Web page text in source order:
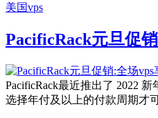
美国vps
PacificRack元旦促
PacificRack最近推出了 2022
选择年付及以上的付款周期